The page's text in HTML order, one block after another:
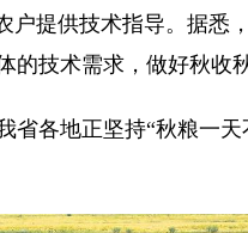
提供技术指导。据悉
技术需求，做好秋收
各地正坚持“秋粮一天